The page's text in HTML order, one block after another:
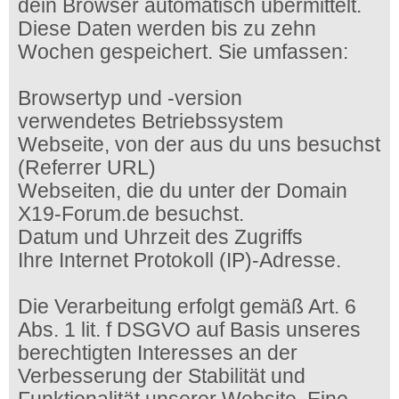
dein Browser automatisch übermittelt.
Diese Daten werden bis zu zehn
Wochen gespeichert. Sie umfassen:
Browsertyp und -version
verwendetes Betriebssystem
Webseite, von der aus du uns besuchst
(Referrer URL)
Webseiten, die du unter der Domain
X19-Forum.de besuchst.
Datum und Uhrzeit des Zugriffs
Ihre Internet Protokoll (IP)-Adresse.
Die Verarbeitung erfolgt gemäß Art. 6
Abs. 1 lit. f DSGVO auf Basis unseres
berechtigten Interesses an der
Verbesserung der Stabilität und